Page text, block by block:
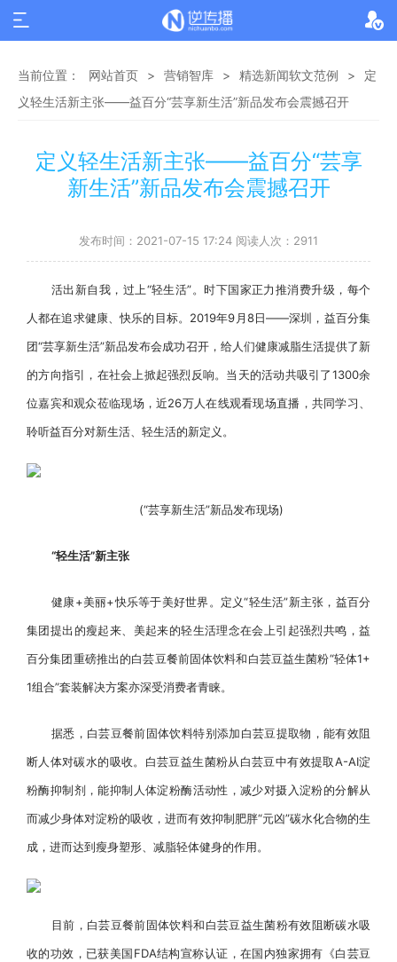
当前位置： 网站首页 > 营销智库 > 精选新闻软文范例 >
定
义轻生活新主张——益百分“芸享新生活”新品发布会震撼召开
定义轻生活新主张——益百分“芸享
新生活”新品发布会震撼召开
发布时间：2021-07-15 17:24 阅读人次：2911
活出新自我，过上“轻生活”。时下国家正力推消费升级，每个
人都在追求健康、快乐的目标。2019年9月8日——深圳，益百分集
团“芸享新生活”新品发布会成功召开，给人们健康减脂生活提供了新
的方向指引，在社会上掀起强烈反响。当天的活动共吸引了1300余
位嘉宾和观众莅临现场，近26万人在线观看现场直播，共同学习、
聆听益百分对新生活、轻生活的新定义。
(“芸享新生活”新品发布现场)
“轻生活”新主张
健康+美丽+快乐等于美好世界。定义“轻生活”新主张，益百分
集团提出的瘦起来、美起来的轻生活理念在会上引起强烈共鸣，益
百分集团重磅推出的白芸豆餐前固体饮料和白芸豆益生菌粉“轻体1+
1组合”套装解决方案亦深受消费者青睐。
据悉，白芸豆餐前固体饮料特别添加白芸豆提取物，能有效阻
断人体对碳水的吸收。白芸豆益生菌粉从白芸豆中有效提取A-AI淀
粉酶抑制剂，能抑制人体淀粉酶活动性，减少对摄入淀粉的分解从
而减少身体对淀粉的吸收，进而有效抑制肥胖“元凶”碳水化合物的生
成，进而达到瘦身塑形、减脂轻体健身的作用。
目前，白芸豆餐前固体饮料和白芸豆益生菌粉有效阻断碳水吸
收的功效，已获美国FDA结构宣称认证，在国内独家拥有《白芸豆